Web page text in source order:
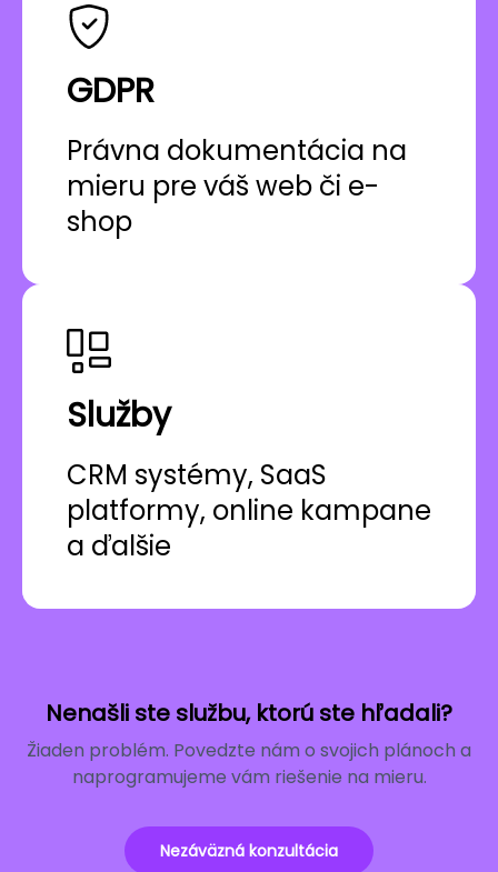
GDPR
Právna dokumentácia na
mieru pre váš web či e-
shop
Služby
CRM systémy, SaaS
platformy, online kampane
a ďalšie
Nenašli ste službu, ktorú ste hľadali?
Žiaden problém. Povedzte nám o svojich plánoch a
naprogramujeme vám riešenie na mieru.
Nezáväzná konzultácia